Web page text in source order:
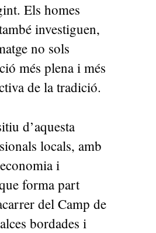
Els homes
investiguen,
no sols
més plena i més
de la tradició.
d’aquesta
locals, amb
i
forma part
del Camp de
bordades i